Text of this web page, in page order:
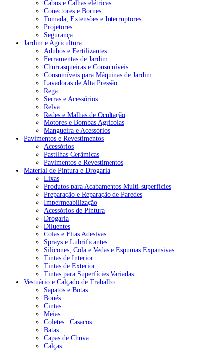
Cabos e Calhas elétricas
Conectores e Bornes
Tomada, Extensões e Interruptores
Projetores
Segurança
Jardim e Agricultura
Adubos e Fertilizantes
Ferramentas de Jardim
Churrasqueiras e Consumíveis
Consumíveis para Máquinas de Jardim
Lavadoras de Alta Pressão
Rega
Serras e Acessórios
Relva
Redes e Malhas de Ocultação
Motores e Bombas Agrícolas
Mangueira e Acessórios
Pavimentos e Revestimentos
Acessórios
Pastilhas Cerâmicas
Pavimentos e Revestimentos
Material de Pintura e Drogaria
Lixas
Produtos para Acabamentos Multi-superfícies
Preparação e Reparação de Paredes
Impermeabilização
Acessórios de Pintura
Drogaria
Diluentes
Colas e Fitas Adesivas
Sprays e Lubrificantes
Silicones, Cola e Vedas e Espumas Expansivas
Tintas de Interior
Tintas de Exterior
Tintas para Superfícies Variadas
Vestuário e Calçado de Trabalho
Sapatos e Botas
Bonés
Cintas
Meias
Coletes | Casacos
Batas
Capas de Chuva
Calças